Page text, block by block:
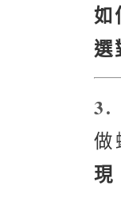
如
選
3.
做
現